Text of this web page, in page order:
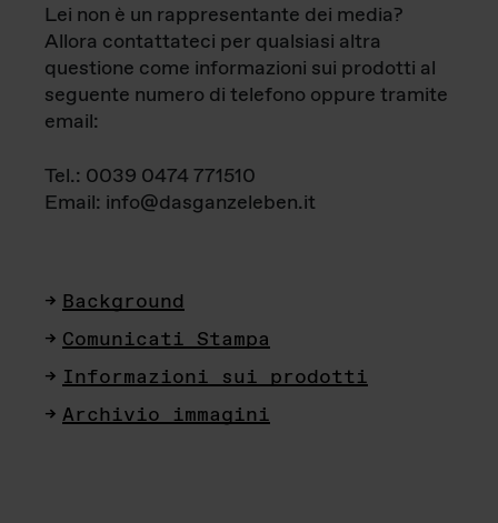
Lei non è un rappresentante dei media?
Allora contattateci per qualsiasi altra
questione come informazioni sui prodotti al
seguente numero di telefono oppure tramite
email:
Tel.: 0039 0474 771510
Email: info@dasganzeleben.it
Background
Comunicati Stampa
Informazioni sui prodotti
Archivio immagini